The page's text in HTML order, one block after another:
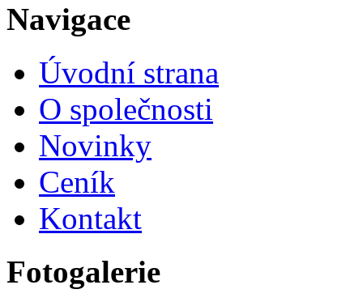
Navigace
Úvodní strana
O společnosti
Novinky
Ceník
Kontakt
Fotogalerie